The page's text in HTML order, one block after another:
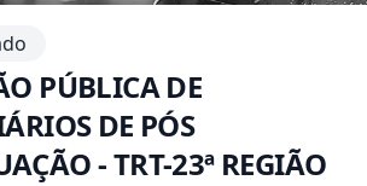
PÚBLICA DE
DE PÓS
- TRT-23ª REGIÃO